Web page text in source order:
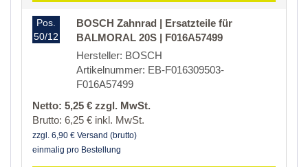
Pos.
50/12
BOSCH Zahnrad | Ersatzteile für
BALMORAL 20S | F016A57499
Hersteller: BOSCH
Artikelnummer: EB-F016309503-
F016A57499
Netto: 5,25 € zzgl. MwSt.
Brutto: 6,25 € inkl. MwSt.
zzgl. 6,90 € Versand (brutto)
einmalig pro Bestellung